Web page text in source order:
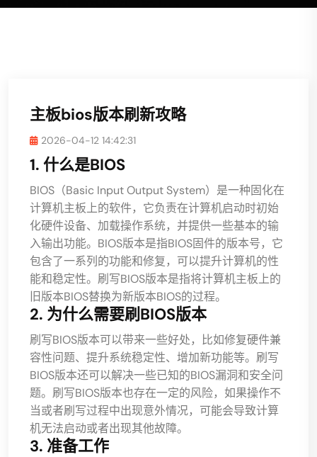
主板bios版本刷新攻略
2026-04-12 14:42:31
1. 什么是BIOS
BIOS（Basic Input Output System）是一种固化在
计算机主板上的软件，它负责在计算机启动时初始
化硬件设备、加载操作系统，并提供一些基本的输
入输出功能。BIOS版本是指BIOS固件的版本号，它
包含了一系列的功能和修复，可以提升计算机的性
能和稳定性。刷写BIOS版本是指将计算机主板上的
旧版本BIOS替换为新版本BIOS的过程。
2. 为什么需要刷BIOS版本
刷写BIOS版本可以带来一些好处，比如修复硬件兼
容性问题、提升系统稳定性、增加新功能等。刷写
BIOS版本还可以解决一些已知的BIOS漏洞和安全问
题。刷写BIOS版本也存在一定的风险，如果操作不
当或者刷写过程中出现意外情况，可能会导致计算
机无法启动或者出现其他故障。
3. 准备工作